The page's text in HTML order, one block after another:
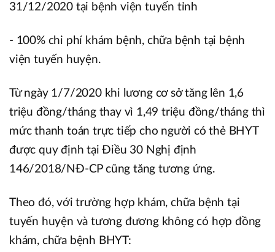
31/12/2020 tại bệnh viện tuyến tỉnh
- 100% chi phí khám bệnh, chữa bệnh tại bệnh
viện tuyến huyện.
Từ ngày 1/7/2020 khi lương cơ sở tăng lên 1,6
triệu đồng/tháng thay vì 1,49 triệu đồng/tháng thì
mức thanh toán trực tiếp cho người có thẻ BHYT
được quy định tại Điều 30 Nghị định
146/2018/NĐ-CP cũng tăng tương ứng.
Theo đó, với trường hợp khám, chữa bệnh tại
tuyến huyện và tương đương không có hợp đồng
khám, chữa bệnh BHYT: